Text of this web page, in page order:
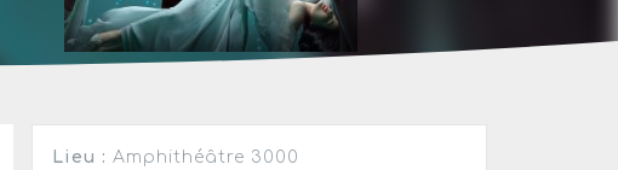
Lieu : Amphithéâtre 3000